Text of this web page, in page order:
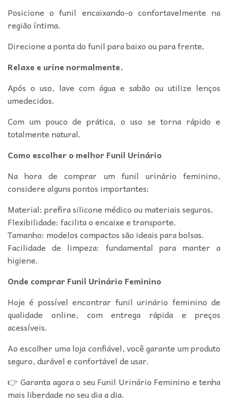
Posicione o funil encaixando-o confortavelmente na
região íntima.
Direcione a ponta do funil para baixo ou para frente.
Relaxe e urine normalmente.
Após o uso, lave com água e sabão ou utilize lenços
umedecidos.
Com um pouco de prática, o uso se torna rápido e
totalmente natural.
Como escolher o melhor Funil Urinário
Na hora de comprar um funil urinário feminino,
considere alguns pontos importantes:
Material: prefira silicone médico ou materiais seguros.
Flexibilidade: facilita o encaixe e transporte.
Tamanho: modelos compactos são ideais para bolsas.
Facilidade de limpeza: fundamental para manter a
higiene.
Onde comprar Funil Urinário Feminino
Hoje é possível encontrar funil urinário feminino de
qualidade online, com entrega rápida e preços
acessíveis.
Ao escolher uma loja confiável, você garante um produto
seguro, durável e confortável de usar.
👉 Garanta agora o seu Funil Urinário Feminino e tenha
mais liberdade no seu dia a dia.